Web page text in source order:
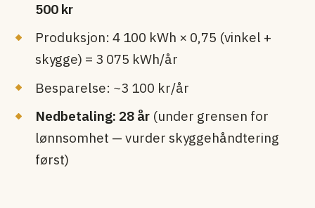
500 kr
Produksjon: 4 100 kWh × 0,75 (vinkel +
skygge) = 3 075 kWh/år
Besparelse: ~3 100 kr/år
Nedbetaling: 28 år (under grensen for
lønnsomhet — vurder skyggehåndtering
først)